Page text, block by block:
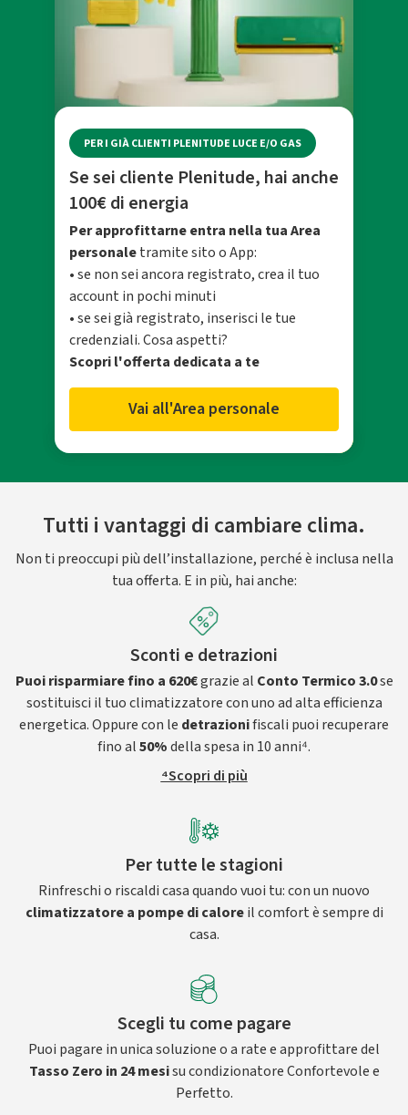
PER I GIÀ CLIENTI PLENITUDE LUCE E/O GAS
Se sei cliente Plenitude, hai anche
100€ di energia
Per approfittarne entra nella tua Area
personaletramite sito o App:
• se non sei ancora registrato, crea il tuo
account in pochi minuti
• se sei già registrato, inserisci le tue
credenziali. Cosa aspetti?
Scopri l'offerta dedicata a te
Vai all'Area personale
Tutti i vantaggi di cambiare clima.
Non ti preoccupi più dell’installazione, perché è inclusa nella
tua offerta. E in più, hai anche:
Sconti e detrazioni
Puoi risparmiare fino a 620€grazie al Conto Termico 3.0se
sostituisci il tuo climatizzatore con uno ad alta efficienza
energetica. Oppure con le detrazionifiscali puoi recuperare
fino al50%della spesa in 10 anni⁴.
⁴Scopri di più
Per tutte le stagioni
Rinfreschi o riscaldi casa quando vuoi tu: con un nuovo
climatizzatore a pompe di caloreil comfort è sempre di
casa.
Scegli tu come pagare
Puoi pagare in unica soluzione o a rate e approfittare del
Tasso Zero in 24 mesisu condizionatore Confortevole e
Perfetto.